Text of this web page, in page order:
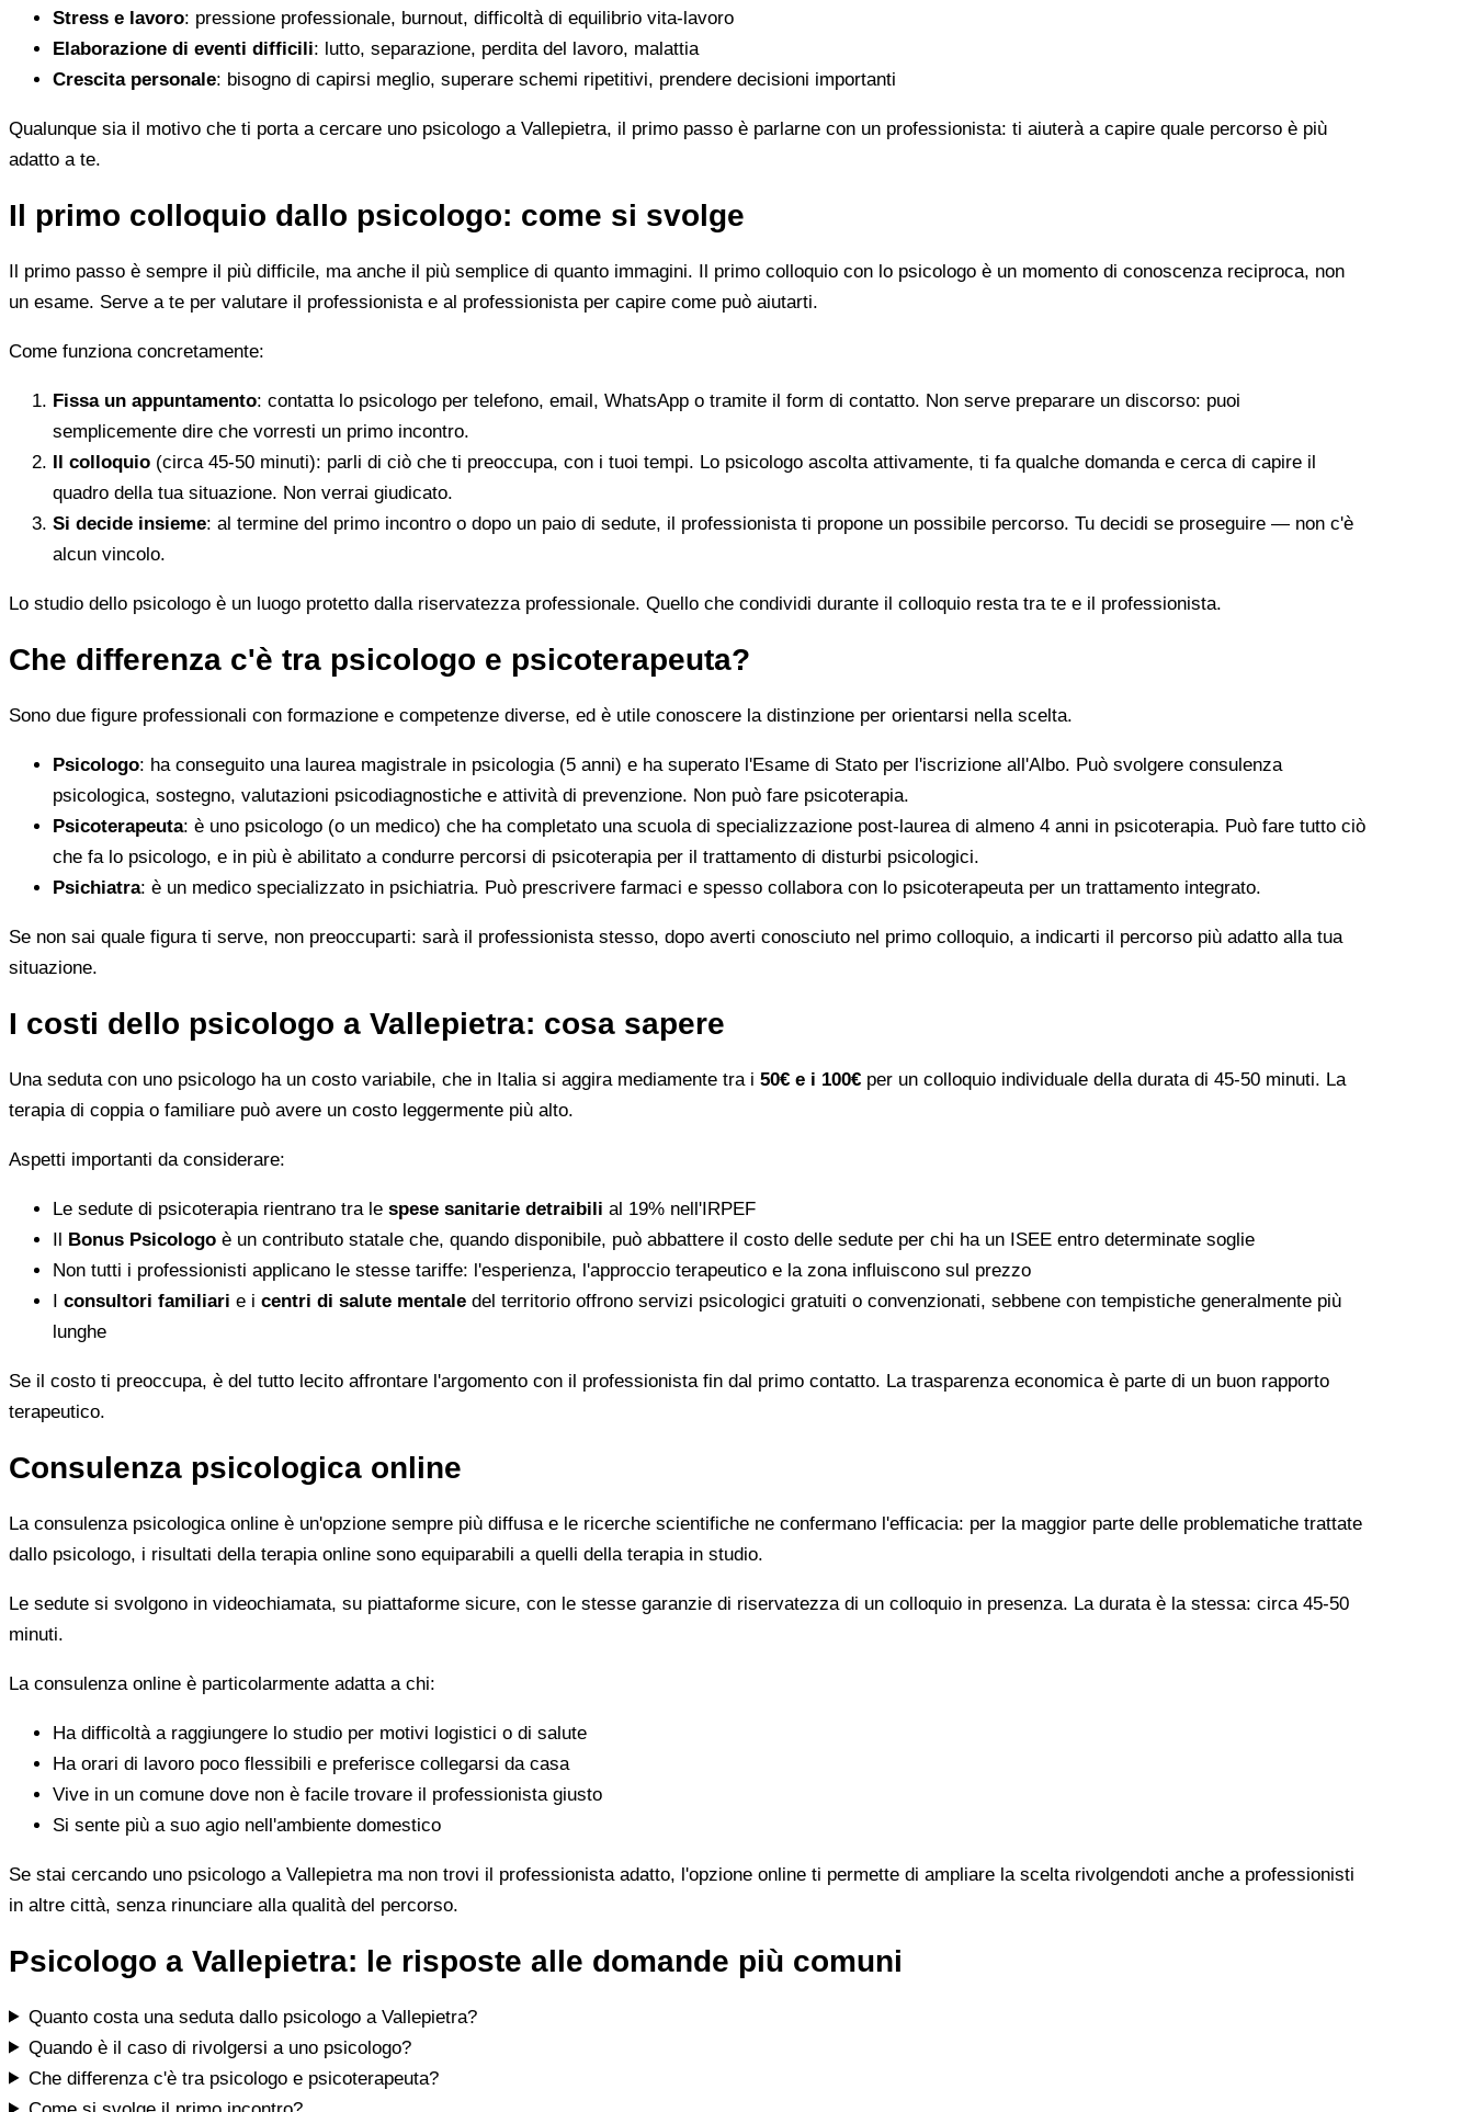
Stress e lavoro: pressione professionale, burnout, difficoltà di equilibrio vita-lavoro
Elaborazione di eventi difficili: lutto, separazione, perdita del lavoro, malattia
Crescita personale: bisogno di capirsi meglio, superare schemi ripetitivi, prendere decisioni importanti
Qualunque sia il motivo che ti porta a cercare uno psicologo a Vallepietra, il primo passo è parlarne con un professionista: ti aiuterà a capire quale percorso è più
adatto a te.
Il primo colloquio dallo psicologo: come si svolge
Il primo passo è sempre il più difficile, ma anche il più semplice di quanto immagini. Il primo colloquio con lo psicologo è un momento di conoscenza reciproca, non
un esame. Serve a te per valutare il professionista e al professionista per capire come può aiutarti.
Come funziona concretamente:
Fissa un appuntamento: contatta lo psicologo per telefono, email, WhatsApp o tramite il form di contatto. Non serve preparare un discorso: puoi
semplicemente dire che vorresti un primo incontro.
Il colloquio (circa 45-50 minuti): parli di ciò che ti preoccupa, con i tuoi tempi. Lo psicologo ascolta attivamente, ti fa qualche domanda e cerca di capire il
quadro della tua situazione. Non verrai giudicato.
Si decide insieme: al termine del primo incontro o dopo un paio di sedute, il professionista ti propone un possibile percorso. Tu decidi se proseguire — non c'è
alcun vincolo.
Lo studio dello psicologo è un luogo protetto dalla riservatezza professionale. Quello che condividi durante il colloquio resta tra te e il professionista.
Che differenza c'è tra psicologo e psicoterapeuta?
Sono due figure professionali con formazione e competenze diverse, ed è utile conoscere la distinzione per orientarsi nella scelta.
Psicologo: ha conseguito una laurea magistrale in psicologia (5 anni) e ha superato l'Esame di Stato per l'iscrizione all'Albo. Può svolgere consulenza
psicologica, sostegno, valutazioni psicodiagnostiche e attività di prevenzione. Non può fare psicoterapia.
Psicoterapeuta: è uno psicologo (o un medico) che ha completato una scuola di specializzazione post-laurea di almeno 4 anni in psicoterapia. Può fare tutto ciò
che fa lo psicologo, e in più è abilitato a condurre percorsi di psicoterapia per il trattamento di disturbi psicologici.
Psichiatra: è un medico specializzato in psichiatria. Può prescrivere farmaci e spesso collabora con lo psicoterapeuta per un trattamento integrato.
Se non sai quale figura ti serve, non preoccuparti: sarà il professionista stesso, dopo averti conosciuto nel primo colloquio, a indicarti il percorso più adatto alla tua
situazione.
I costi dello psicologo a Vallepietra: cosa sapere
Una seduta con uno psicologo ha un costo variabile, che in Italia si aggira mediamente tra i 50€ e i 100€ per un colloquio individuale della durata di 45-50 minuti. La
terapia di coppia o familiare può avere un costo leggermente più alto.
Aspetti importanti da considerare:
Le sedute di psicoterapia rientrano tra le spese sanitarie detraibili al 19% nell'IRPEF
Il Bonus Psicologo è un contributo statale che, quando disponibile, può abbattere il costo delle sedute per chi ha un ISEE entro determinate soglie
Non tutti i professionisti applicano le stesse tariffe: l'esperienza, l'approccio terapeutico e la zona influiscono sul prezzo
I consultori familiari e i centri di salute mentale del territorio offrono servizi psicologici gratuiti o convenzionati, sebbene con tempistiche generalmente più
lunghe
Se il costo ti preoccupa, è del tutto lecito affrontare l'argomento con il professionista fin dal primo contatto. La trasparenza economica è parte di un buon rapporto
terapeutico.
Consulenza psicologica online
La consulenza psicologica online è un'opzione sempre più diffusa e le ricerche scientifiche ne confermano l'efficacia: per la maggior parte delle problematiche trattate
dallo psicologo, i risultati della terapia online sono equiparabili a quelli della terapia in studio.
Le sedute si svolgono in videochiamata, su piattaforme sicure, con le stesse garanzie di riservatezza di un colloquio in presenza. La durata è la stessa: circa 45-50
minuti.
La consulenza online è particolarmente adatta a chi:
Ha difficoltà a raggiungere lo studio per motivi logistici o di salute
Ha orari di lavoro poco flessibili e preferisce collegarsi da casa
Vive in un comune dove non è facile trovare il professionista giusto
Si sente più a suo agio nell'ambiente domestico
Se stai cercando uno psicologo a Vallepietra ma non trovi il professionista adatto, l'opzione online ti permette di ampliare la scelta rivolgendoti anche a professionisti
in altre città, senza rinunciare alla qualità del percorso.
Psicologo a Vallepietra: le risposte alle domande più comuni
Quanto costa una seduta dallo psicologo a Vallepietra?
Quando è il caso di rivolgersi a uno psicologo?
Che differenza c'è tra psicologo e psicoterapeuta?